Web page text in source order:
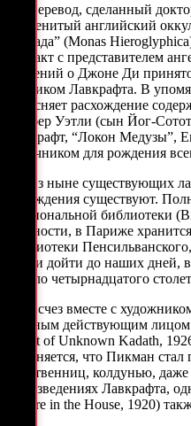
“…Перевод, сделанный
знаменитый английский
Монада” (Monas
контакт с представителем
сведений о Джоне Ди
учеником Лавкрафта. В
объясняет расхождение
Уилбер Уэтли (сын Йог-
Лавкрафт, “Локон Медузы”,
источником для рождения
“…Из ныне существующих
учреждения существуют.
Национальной библиотеки
частности, в Париже
библиотеки
могли дойти до наших дней,
начало четырнадцатого
“…Исчез вместе с
главным действующим
Quest of Unknown Kadath,
выясняется, что Пикман
родственниц, колдунью,
произведениях Лавкрафта,
Picture in the House, 1920)